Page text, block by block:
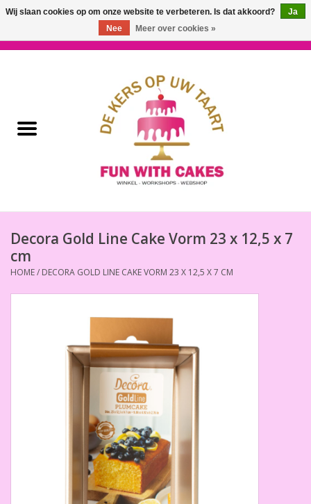
Workshops & Cursussen
Decoreer Gereedschap
Cindy's Favorieten
Decora Gold Line Cake Vorm 23 x 12,5 x 7
cm
HOME/ DECORA GOLD LINE CAKE VORM 23 X 12,5 X 7 CM
Wij slaan cookies op om onze website te verbeteren. Is dat akkoord?
Ja
Nee
Meer over cookies »